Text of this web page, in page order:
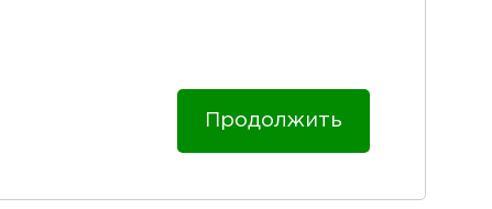
Продолжить